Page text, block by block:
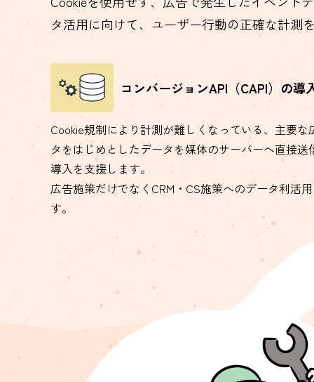
タ活用に向けて、ユーザー行動の正確な計測
コンバージョンAPI（CAPI）の導
Cookie規制により計測が難しくなっている、主要な
タをはじめとしたデータを媒体のサーバーへ直接送
導入を支援します。
広告施策だけでなくCRM・CS施策へのデータ利活
す。